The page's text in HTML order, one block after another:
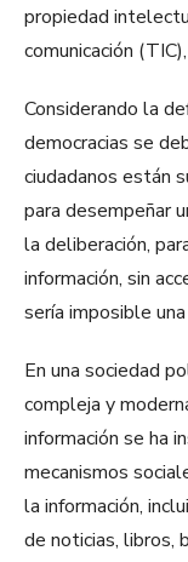
propiedad
comunicación
Considerando la
democracias se
ciudadanos están
para desempeñar
la deliberación,
información, sin
sería imposible
En una sociedad
compleja y
información se ha
mecanismos
la información,
de noticias, libros,